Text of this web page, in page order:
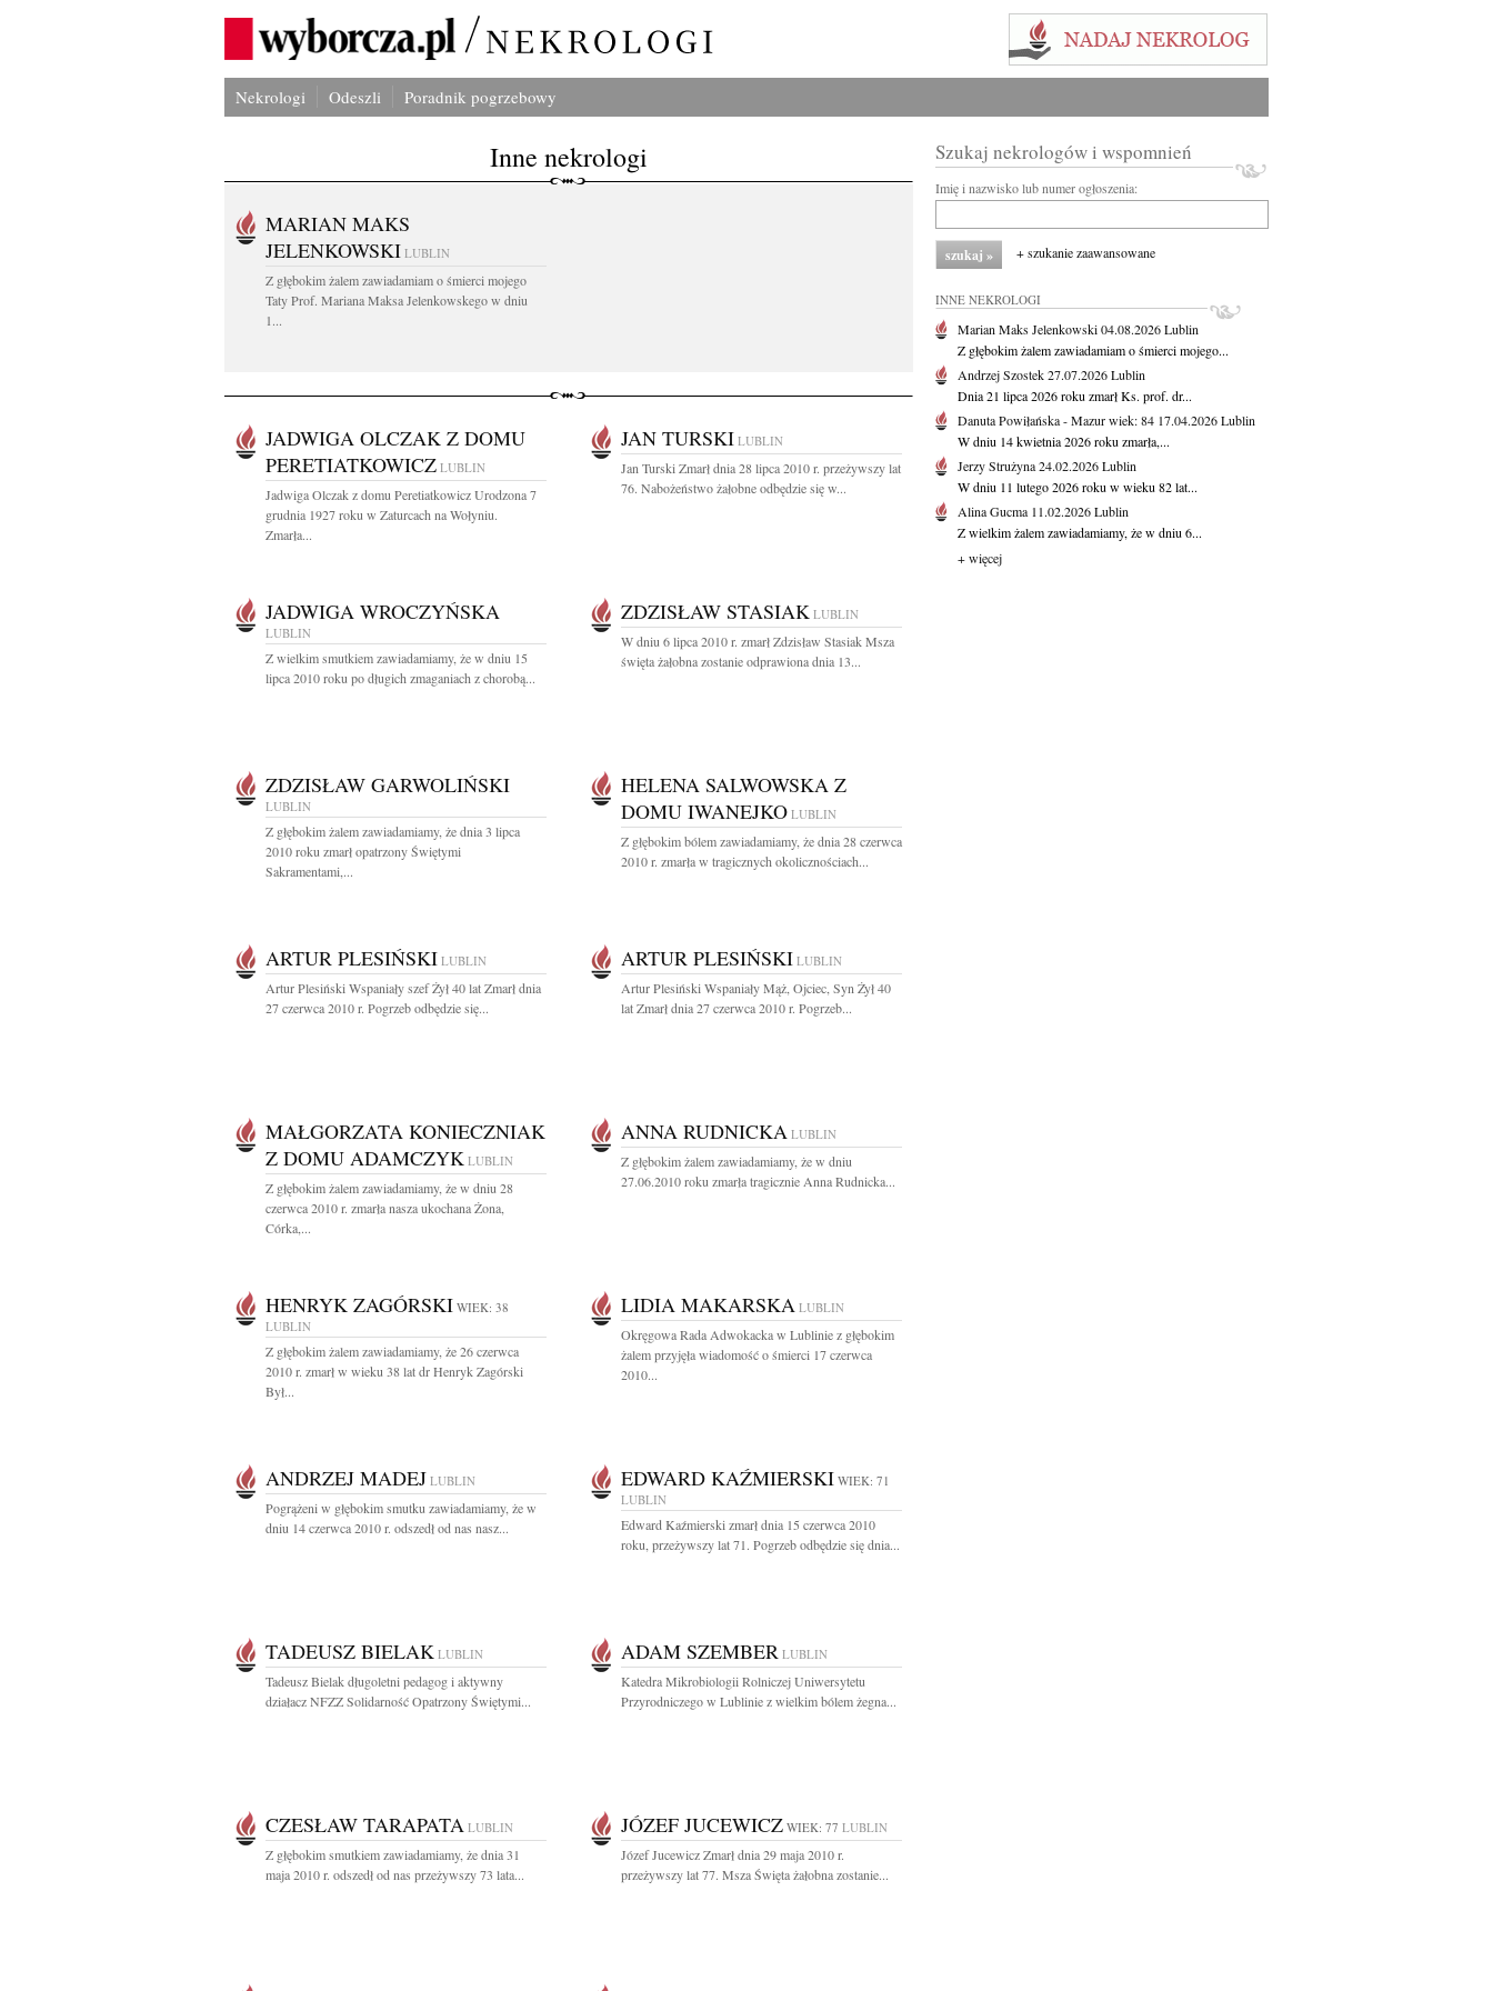
Nekrologi Odeszli Poradnik pogrzebowy
Inne nekrologi
MARIAN MAKS
JELENKOWSKI LUBLIN
Z głębokim żalem zawiadamiam o śmierci mojego
Taty Prof. Mariana Maksa Jelenkowskego w dniu
1...
JADWIGA OLCZAK Z DOMU
PERETIATKOWICZ LUBLIN
Jadwiga Olczak z domu Peretiatkowicz Urodzona 7
grudnia 1927 roku w Zaturcach na Wołyniu.
Zmarła...
JAN TURSKI LUBLIN
Jan Turski Zmarł dnia 28 lipca 2010 r. przeżywszy lat
76. Nabożeństwo żałobne odbędzie się w...
JADWIGA WROCZYŃSKA
LUBLIN
Z wielkim smutkiem zawiadamiamy, że w dniu 15
lipca 2010 roku po długich zmaganiach z chorobą...
ZDZISŁAW STASIAK LUBLIN
W dniu 6 lipca 2010 r. zmarł Zdzisław Stasiak Msza
święta żałobna zostanie odprawiona dnia 13...
ZDZISŁAW GARWOLIŃSKI
LUBLIN
Z głębokim żalem zawiadamiamy, że dnia 3 lipca
2010 roku zmarł opatrzony Świętymi
Sakramentami,...
HELENA SALWOWSKA Z
DOMU IWANEJKO LUBLIN
Z głębokim bólem zawiadamiamy, że dnia 28 czerwca
2010 r. zmarła w tragicznych okolicznościach...
ARTUR PLESIŃSKI LUBLIN
Artur Plesiński Wspaniały szef Żył 40 lat Zmarł dnia
27 czerwca 2010 r. Pogrzeb odbędzie się...
ARTUR PLESIŃSKI LUBLIN
Artur Plesiński Wspaniały Mąż, Ojciec, Syn Żył 40
lat Zmarł dnia 27 czerwca 2010 r. Pogrzeb...
MAŁGORZATA KONIECZNIAK
Z DOMU ADAMCZYK LUBLIN
Z głębokim żalem zawiadamiamy, że w dniu 28
czerwca 2010 r. zmarła nasza ukochana Żona,
Córka,...
ANNA RUDNICKA LUBLIN
Z głębokim żalem zawiadamiamy, że w dniu
27.06.2010 roku zmarła tragicznie Anna Rudnicka...
HENRYK ZAGÓRSKI WIEK: 38
LUBLIN
Z głębokim żalem zawiadamiamy, że 26 czerwca
2010 r. zmarł w wieku 38 lat dr Henryk Zagórski
Był...
LIDIA MAKARSKA LUBLIN
Okręgowa Rada Adwokacka w Lublinie z głębokim
żalem przyjęła wiadomość o śmierci 17 czerwca
2010...
ANDRZEJ MADEJ LUBLIN
Pogrążeni w głębokim smutku zawiadamiamy, że w
dniu 14 czerwca 2010 r. odszedł od nas nasz...
EDWARD KAŹMIERSKI WIEK: 71
LUBLIN
Edward Kaźmierski zmarł dnia 15 czerwca 2010
roku, przeżywszy lat 71. Pogrzeb odbędzie się dnia...
TADEUSZ BIELAK LUBLIN
Tadeusz Bielak długoletni pedagog i aktywny
działacz NFZZ Solidarność Opatrzony Świętymi...
ADAM SZEMBER LUBLIN
Katedra Mikrobiologii Rolniczej Uniwersytetu
Przyrodniczego w Lublinie z wielkim bólem żegna...
CZESŁAW TARAPATA LUBLIN
Z głębokim smutkiem zawiadamiamy, że dnia 31
maja 2010 r. odszedł od nas przeżywszy 73 lata...
JÓZEF JUCEWICZ WIEK: 77 LUBLIN
Józef Jucewicz Zmarł dnia 29 maja 2010 r.
przeżywszy lat 77. Msza Święta żałobna zostanie...
Szukaj nekrologów i wspomnień
Imię i nazwisko lub numer ogłoszenia:
+ szukanie zaawansowane
INNE NEKROLOGI
Marian Maks Jelenkowski04.08.2026Lublin
Z głębokim żalem zawiadamiam o śmierci mojego...
Andrzej Szostek27.07.2026Lublin
Dnia 21 lipca 2026 roku zmarł Ks. prof. dr...
Danuta Powiłańska - Mazurwiek: 84 17.04.2026Lublin
W dniu 14 kwietnia 2026 roku zmarła,...
Jerzy Strużyna24.02.2026Lublin
W dniu 11 lutego 2026 roku w wieku 82 lat...
Alina Gucma 11.02.2026Lublin
Z wielkim żalem zawiadamiamy, że w dniu 6...
+ więcej